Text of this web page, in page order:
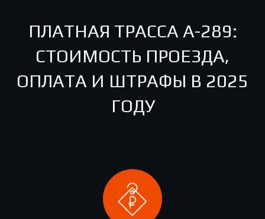
ПЛАТНАЯ ТРАССА А-289:
СТОИМОСТЬ ПРОЕЗДА,
ОПЛАТА И ШТРАФЫ В 2025
ГОДУ